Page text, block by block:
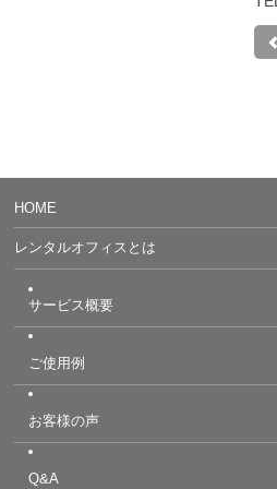
HOME
レンタルオフィスとは
サービス概要
ご使用例
お客様の声
Q&A